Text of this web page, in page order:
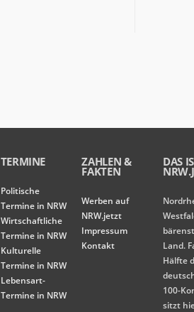
TERMINE
Politische
Termine in NRW
Wirtschaftliche
Termine in NRW
Kulturelle
Termine in NRW
Lebensart-
Termine in NRW
ZAHLEN &
FAKTEN
Werben auf
NRW.jetzt
Impressum
Kontakt
DAS
Land.
Hälfte
100-
sitzt